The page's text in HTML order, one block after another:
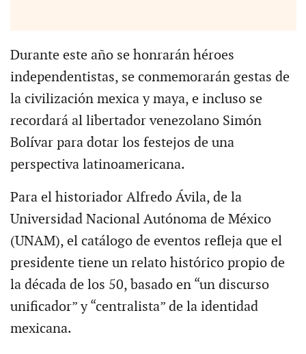
Durante este año se honrarán héroes
independentistas, se conmemorarán gestas de
la civilización mexica y maya, e incluso se
recordará al libertador venezolano Simón
Bolívar para dotar los festejos de una
perspectiva latinoamericana.
Para el historiador Alfredo Ávila, de la
Universidad Nacional Autónoma de México
(UNAM), el catálogo de eventos refleja que el
presidente tiene un relato histórico propio de
la década de los 50, basado en “un discurso
unificador” y “centralista” de la identidad
mexicana.